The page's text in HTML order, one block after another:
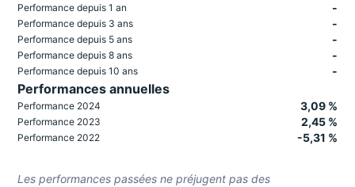
Performance depuis 1 an -
Performance depuis 3 ans -
Performance depuis 5 ans -
Performance depuis 8 ans -
Performance depuis 10 ans -
Performances annuelles
Performance 2024 3,09 %
Performance 2023 2,45 %
Performance 2022 -5,31 %
Les performances passées ne préjugent pas des